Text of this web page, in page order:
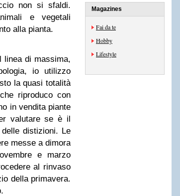
non si sfaldi.
e vegetali
alla pianta.
linea di massima,
io utilizzo
la quasi totalità
riproduco con
in vendita piante
valutare se è il
distizioni. Le
messe a dimora
e marzo
al rinvaso
della primavera.
Magazines
Fai da te
Hobby
Lifestyle